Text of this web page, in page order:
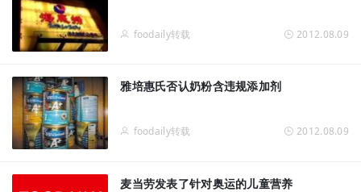
foodaily转载 2012.08.09
雅培惠氏否认奶粉含违规添加剂
foodaily转载 2012.08.09
麦当劳发表了针对奥运的儿童营养